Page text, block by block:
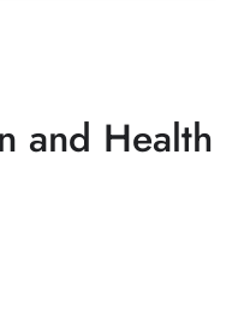
and Health